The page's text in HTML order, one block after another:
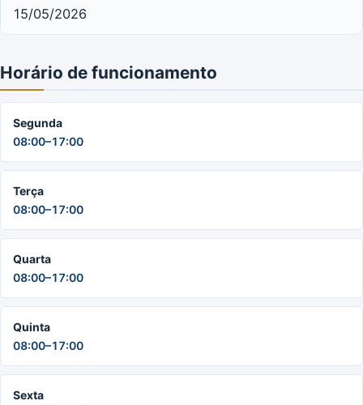
15/05/2026
Horário de funcionamento
Segunda
08:00–17:00
Terça
08:00–17:00
Quarta
08:00–17:00
Quinta
08:00–17:00
Sexta